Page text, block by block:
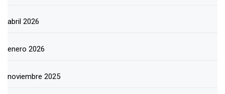
abril 2026
enero 2026
noviembre 2025